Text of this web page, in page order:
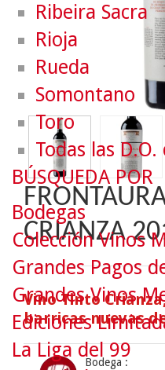
CRIANZA
Vino Tinto
barricas nuevas
Bodega :
Ribeira Sacra
Rioja
Rueda
Somontano
Toro
Todas las D.O.
BÚSQUEDA POR
Bodegas
Colección Vinos
Grandes Pagos
Grandes Vinos
Ediciones
La Liga del 99